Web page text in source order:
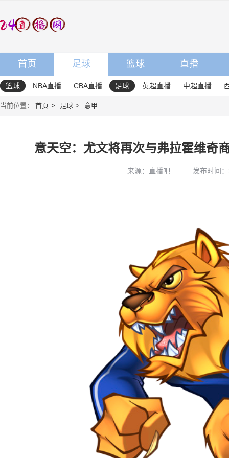
首页 足球 篮球 直播
篮球 NBA直播 CBA直播 足球 英超直播 中超直播
当前位置： 首页 足球 意甲
意天空：尤文将再次与弗拉霍维奇
来源：直播吧 发布时间